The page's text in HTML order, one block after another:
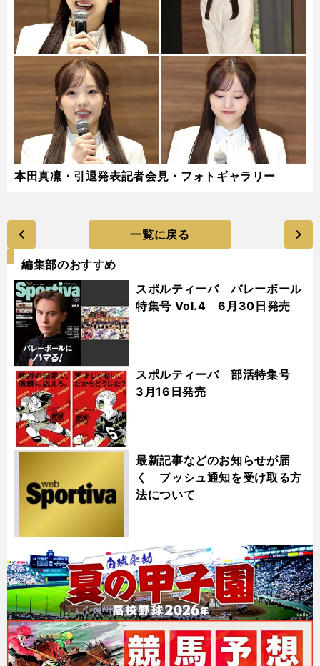
本田真凜・引退発表記者会見・フォトギャラリー
一覧に戻る
編集部のおすすめ
スポルティーバ バレーボール
特集号 Vol.4 6月30日発売
スポルティーバ 部活特集号
3月16日発売
最新記事などのお知らせが届
く プッシュ通知を受け取る方
法について